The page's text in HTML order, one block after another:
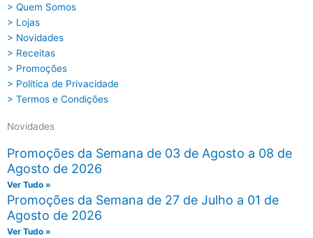
> Quem Somos
> Lojas
> Novidades
> Receitas
> Promoções
> Política de Privacidade
> Termos e Condições
Novidades
Promoções da Semana de 03 de Agosto a 08 de
Agosto de 2026
Ver Tudo »
Promoções da Semana de 27 de Julho a 01 de
Agosto de 2026
Ver Tudo »